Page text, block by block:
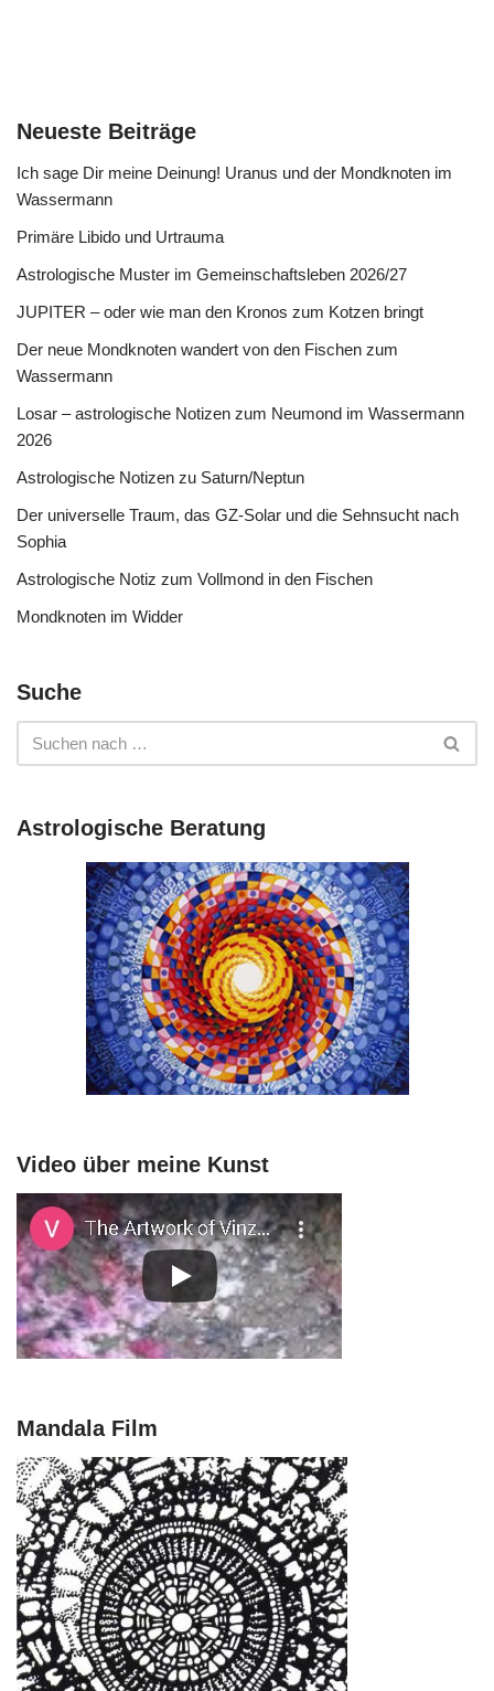
Neueste Beiträge
Ich sage Dir meine Deinung! Uranus und der Mondknoten im
Wassermann
Primäre Libido und Urtrauma
Astrologische Muster im Gemeinschaftsleben 2026/27
JUPITER – oder wie man den Kronos zum Kotzen bringt
Der neue Mondknoten wandert von den Fischen zum
Wassermann
Losar – astrologische Notizen zum Neumond im Wassermann
2026
Astrologische Notizen zu Saturn/Neptun
Der universelle Traum, das GZ-Solar und die Sehnsucht nach
Sophia
Astrologische Notiz zum Vollmond in den Fischen
Mondknoten im Widder
Suche
Astrologische Beratung
Video über meine Kunst
Mandala Film